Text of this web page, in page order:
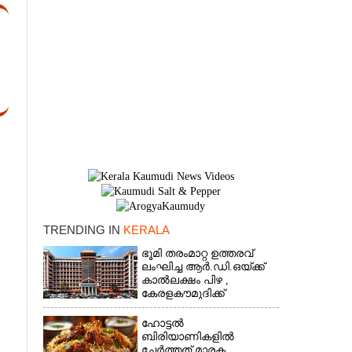
TRENDING IN KERALA
ഭൂമി തരംമാറ്റ ഉത്തരവ്
ലംഘിച്ച ആർ.ഡി.ഒയ്ക്ക്
കാൽലക്ഷം പിഴ ,​
കേരളകൗമുദിക്ക്
ഹൈക്കോടതിയുടെ
പ്രശംസ
ഹോട്ടൽ
ബിരിയാണികളിൽ
×